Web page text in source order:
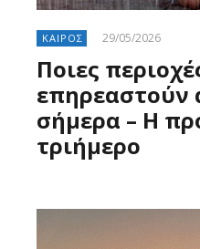
ΚΑΙΡΟΣ 29/05/2026
Ποιες
επηρεαστούν
σήμερα – Η
τριήμερο